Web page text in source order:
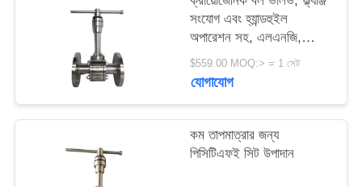
ম্যাপ
সংযোগ এবং হ্যান্ডহুইল
অপারেশন সহ, এলএনজি,
এলএন২, এলএআর-এর জন্য
উপযুক্ত
$559.00 MOQ:> = 1 সেট
যোগাযোগ
কম তাপমাত্রার জন্য
পিসিটিএফই সিট উপাদান